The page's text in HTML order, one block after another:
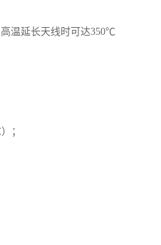
温延长天线时可达350℃
；